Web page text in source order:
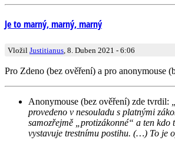
Je to marný, marný, marný
Vložil Justitianus , 8. Duben 2021 - 6:06
Pro Zdeno (bez ověření) a pro anonymouse
Anonymouse (bez ověření) zde tvrdil:
provedeno v nesouladu s platnými
samozřejmě „protizákonné“ a ten kdo
vystavuje trestnímu postihu. (…) To je